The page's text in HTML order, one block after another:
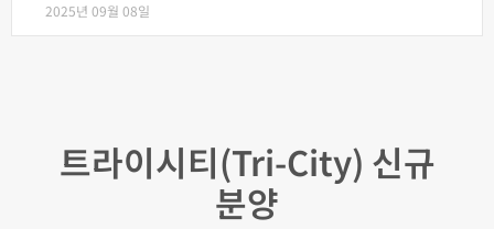
2025년 09월 08일
트라이시티(Tri-City) 신규
분양